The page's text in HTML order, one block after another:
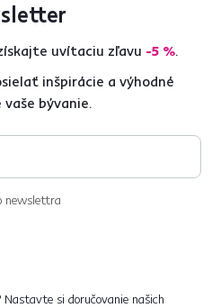
uvítaciu zľavu -5 %.
inšpirácie a výhodné
vaše bývanie.
newslettra
si doručovanie našich